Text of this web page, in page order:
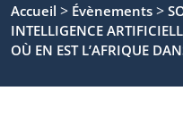
Accueil > Évènements >
INTELLIGENCE
OÙ EN EST L’AFRIQUE